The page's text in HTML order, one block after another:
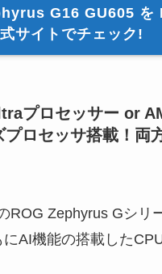
G16 GU605 を
式サイトでチェック!
プロセッサー or
プロセッサ搭載！両
ROG Zephyrus Gシリ
AI機能の搭載した